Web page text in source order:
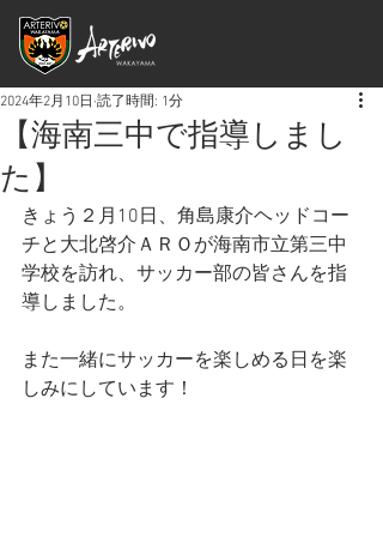
【海南三中で指導しまし
た】
2024年2月10日 読了時間: 1分
きょう２月10日、角島康介ヘッドコー
チと大北啓介ＡＲＯが海南市立第三中
学校を訪れ、サッカー部の皆さんを指
導しました。
また一緒にサッカーを楽しめる日を楽
しみにしています！